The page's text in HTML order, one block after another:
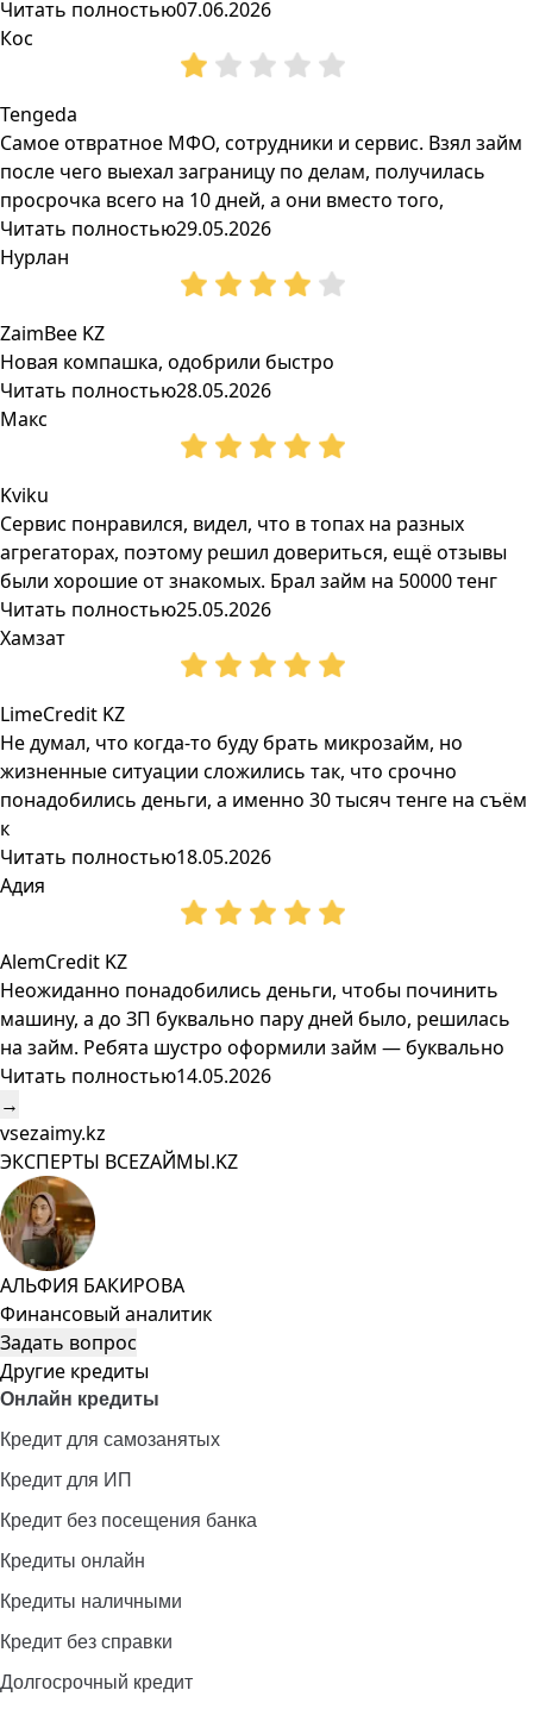
Читать полностью07.06.2026
Кос
Tengeda
Самое отвратное МФО, сотрудники и сервис. Взял займ
после чего выехал заграницу по делам, получилась
просрочка всего на 10 дней, а они вместо того,
Читать полностью29.05.2026
Нурлан
ZaimBee KZ
Новая компашка, одобрили быстро
Читать полностью28.05.2026
Макс
Kviku
Сервис понравился, видел, что в топах на разных
агрегаторах, поэтому решил довериться, ещё отзывы
были хорошие от знакомых. Брал займ на 50000 тенг
Читать полностью25.05.2026
Хамзат
LimeCredit KZ
Не думал, что когда-то буду брать микрозайм, но
жизненные ситуации сложились так, что срочно
понадобились деньги, а именно 30 тысяч тенге на съём
к
Читать полностью18.05.2026
Адия
AlemCredit KZ
Неожиданно понадобились деньги, чтобы починить
машину, а до ЗП буквально пару дней было, решилась
на займ. Ребята шустро оформили займ — буквально
Читать полностью14.05.2026
→
vsezaimy.kz
ЭКСПЕРТЫ ВСЕZAЙМЫ.KZ
АЛЬФИЯ БАКИРОВА
Финансовый аналитик
Задать вопрос
Другие кредиты
Онлайн кредиты
Кредит для самозанятых
Кредит для ИП
Кредит без посещения банка
Кредиты онлайн
Кредиты наличными
Кредит без справки
Долгосрочный кредит